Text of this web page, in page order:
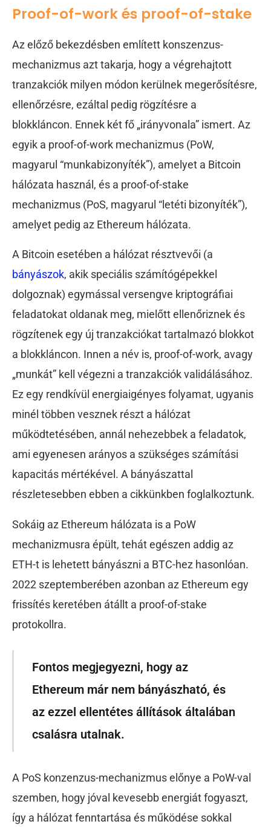
Proof-of-work és proof-of-stake
Az előző bekezdésben említett konszenzus-
mechanizmus azt takarja, hogy a végrehajtott
tranzakciók milyen módon kerülnek megerősítésre,
ellenőrzésre, ezáltal pedig rögzítésre a
blokkláncon. Ennek két fő „irányvonala” ismert. Az
egyik a proof-of-work mechanizmus (PoW,
magyarul “munkabizonyíték”), amelyet a Bitcoin
hálózata használ, és a proof-of-stake
mechanizmus (PoS, magyarul “letéti bizonyíték”),
amelyet pedig az Ethereum hálózata.
A Bitcoin esetében a hálózat résztvevői (a
bányászok, akik speciális számítógépekkel
dolgoznak) egymással versengve kriptográfiai
feladatokat oldanak meg, mielőtt ellenőriznek és
rögzítenek egy új tranzakciókat tartalmazó blokkot
a blokkláncon. Innen a név is, proof-of-work, avagy
„munkát” kell végezni a tranzakciók validálásához.
Ez egy rendkívül energiaigényes folyamat, ugyanis
minél többen vesznek részt a hálózat
működtetésében, annál nehezebbek a feladatok,
ami egyenesen arányos a szükséges számítási
kapacitás mértékével. A bányászattal
részletesebben ebben a cikkünkben foglalkoztunk.
Sokáig az Ethereum hálózata is a PoW
mechanizmusra épült, tehát egészen addig az
ETH-t is lehetett bányászni a BTC-hez hasonlóan.
2022 szeptemberében azonban az Ethereum egy
frissítés keretében átállt a proof-of-stake
protokollra.
Fontos megjegyezni, hogy az
Ethereum már nem bányászható, és
az ezzel ellentétes állítások általában
csalásra utalnak.
A PoS konzenzus-mechanizmus előnye a PoW-val
szemben, hogy jóval kevesebb energiát fogyaszt,
így a hálózat fenntartása és működése sokkal